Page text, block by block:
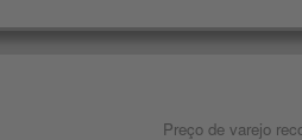
Preço de varejo